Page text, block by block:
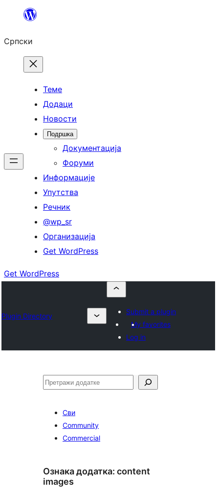
Скочи
садржај
Српски
Теме
Додаци
Новости
Подршка
Документација
Форуми
Информације
Упутства
Речник
@wp_sr
Организација
Get WordPress
Get WordPress
Plugin Directory
Submit a plugin
My favorites
Log in
Претрага
Сви
Community
Commercial
Ознака додатка: content
images